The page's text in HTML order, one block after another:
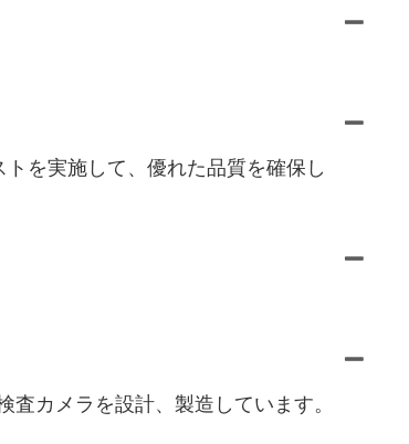
を実施して、優れた品質を確保し
カメラを設計、製造しています。